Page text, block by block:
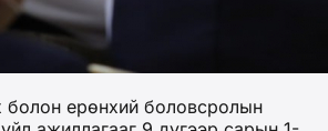
болон ерөнхий боловсролын